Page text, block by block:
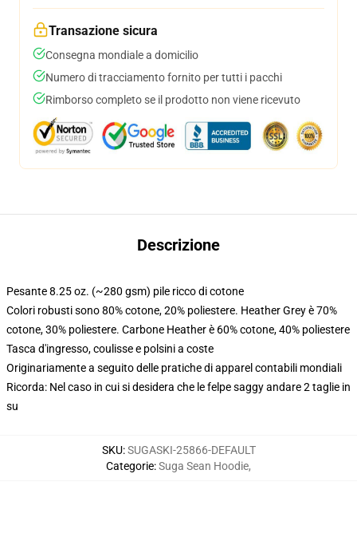
Transazione sicura
Consegna mondiale a domicilio
Numero di tracciamento fornito per tutti i pacchi
Rimborso completo se il prodotto non viene ricevuto
Descrizione
Pesante 8.25 oz. (~280 gsm) pile ricco di cotone
Colori robusti sono 80% cotone, 20% poliestere. Heather Grey è 70%
cotone, 30% poliestere. Carbone Heather è 60% cotone, 40% poliestere
Tasca d'ingresso, coulisse e polsini a coste
Originariamente a seguito delle pratiche di apparel contabili mondiali
Ricorda: Nel caso in cui si desidera che le felpe saggy andare 2 taglie in
su
SKU:SUGASKI-25866-DEFAULT
Categorie:Suga Sean Hoodie,